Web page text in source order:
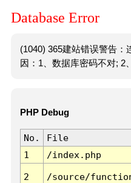
Database Error
(1040) 365建站错误警告：
因：1、数据库密码不对; 2
PHP Debug
No. File
1
/index.php
2 /source/